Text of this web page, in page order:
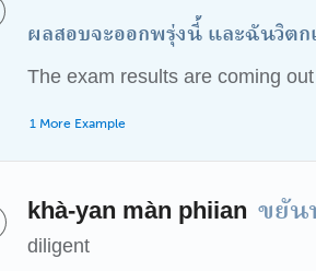
ผลสอบจะออกพรุ่งนี้ และฉันวิตก
The exam results are coming
1 More Example
khà-yan màn phiian ขยัน
diligent